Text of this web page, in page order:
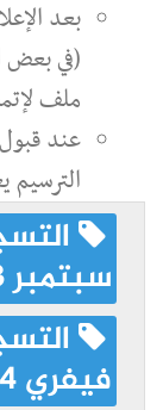
بعد
(في بعض
ملف
عند
الترسيم
سبتمبر 2023
فيفري 2024